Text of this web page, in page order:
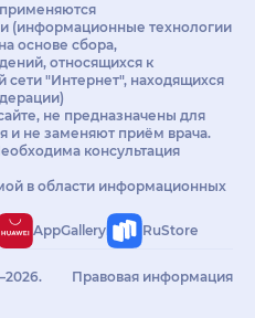
(информационные технологии
основе сбора,
относящихся к
сети "Интернет", находящихся
не предназначены для
и не заменяют приём врача.
консультация
в области информационных
AppGallery RuStore
Правовая информация